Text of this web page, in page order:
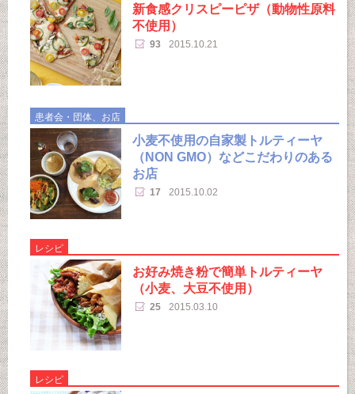
新食感クリスピーピザ（動物性原料
不使用）
93 2015.10.21
患者会・団体、お店
小麦不使用の自家製トルティーヤ
（NON GMO）などこだわりのある
お店
17 2015.10.02
レシピ
お好み焼き粉で簡単トルティーヤ
（小麦、大豆不使用）
25 2015.03.10
レシピ